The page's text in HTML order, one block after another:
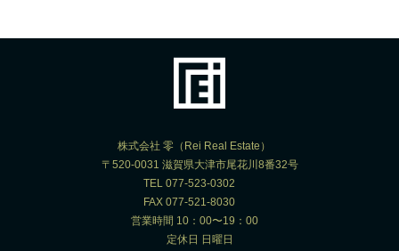
株式会社 零（Rei Real Estate）
〒520-0031 滋賀県大津市尾花川8番32号
TEL 077-523-0302
FAX 077-521-8030
営業時間 10：00〜19：00
定休日 日曜日